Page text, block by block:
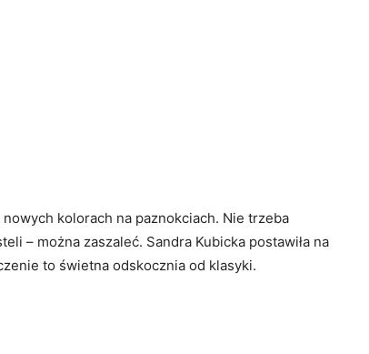
kolorach na paznokciach. Nie trzeba
– można zaszaleć. Sandra Kubicka postawiła na
to świetna odskocznia od klasyki.